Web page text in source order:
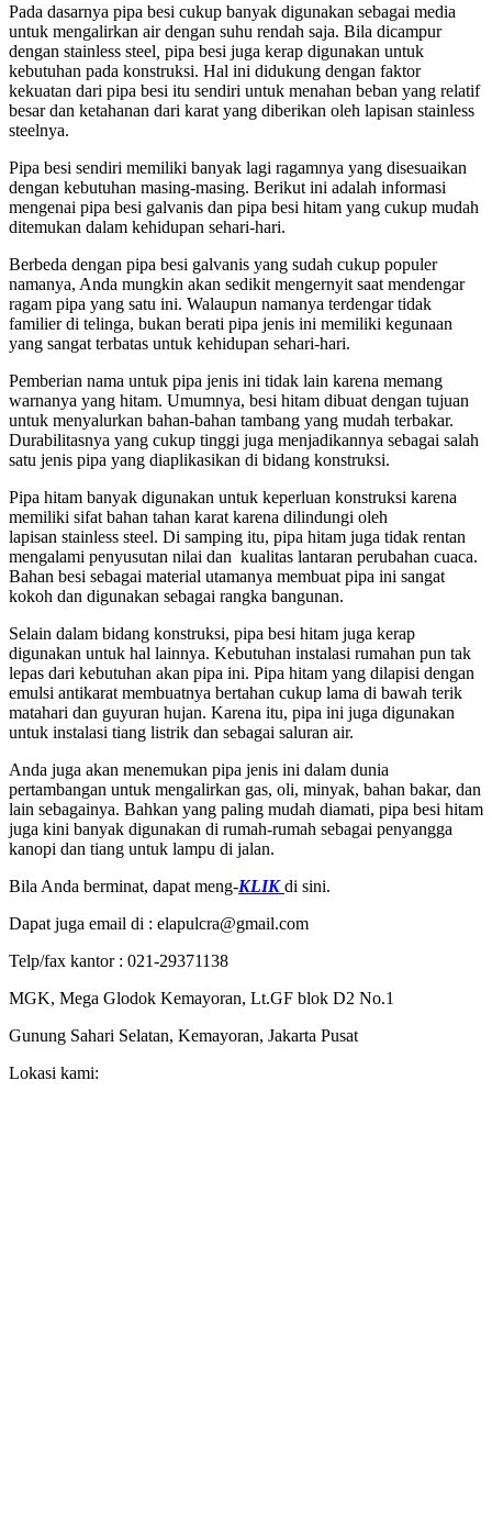
Pada dasarnya pipa besi cukup banyak digunakan sebagai media
untuk mengalirkan air dengan suhu rendah saja. Bila dicampur
dengan stainless steel pipa besi juga kerap digunakan untuk
kebutuhan pada konstruksi. Hal ini didukung dengan faktor
kekuatan dari pipa besi itu sendiri untuk menahan beban yang relatif
besar dan ketahanan dari karat yang diberikan oleh lapisan stainless
steelnya.
Pipa besi sendiri memiliki banyak lagi ragamnya yang disesuaikan
dengan kebutuhan masing-masing. Berikut ini adalah informasi
mengenai pipa besi galvanis dan pipa besi hitam yang cukup mudah
ditemukan dalam kehidupan sehari-hari.
Berbeda dengan pipa besi galvanis yang sudah cukup populer
namanya, Anda mungkin akan sedikit mengernyit saat mendengar
ragam pipa yang satu ini. Walaupun namanya terdengar tidak
familier di telinga, bukan berati pipa jenis ini memiliki kegunaan
yang sangat terbatas untuk kehidupan sehari-hari.
Pemberian nama untuk pipa jenis ini tidak lain karena memang
warnanya yang hitam. Umumnya, besi hitam dibuat dengan tujuan
untuk menyalurkan bahan-bahan tambang yang mudah terbakar.
Durabilitasnya yang cukup tinggi juga menjadikannya sebagai salah
satu jenis pipa yang diaplikasikan di bidang konstruksi.
Pipa hitam banyak digunakan untuk keperluan konstruksi karena
memiliki sifat bahan tahan karat karena dilindungi oleh
lapisan stainless steel. Di samping itu, pipa hitam juga tidak rentan
mengalami penyusutan nilai dan kualitas lantaran perubahan cuaca.
Bahan besi sebagai material utamanya membuat pipa ini sangat
kokoh dan digunakan sebagai rangka bangunan.
Selain dalam bidang konstruksi, pipa besi hitam juga kerap
digunakan untuk hal lainnya. Kebutuhan instalasi rumahan pun tak
lepas dari kebutuhan akan pipa ini. Pipa hitam yang dilapisi dengan
emulsi antikarat membuatnya bertahan cukup lama di bawah terik
matahari dan guyuran hujan. Karena itu, pipa ini juga digunakan
untuk instalasi tiang listrik dan sebagai saluran air.
Anda juga akan menemukan pipa jenis ini dalam dunia
pertambangan untuk mengalirkan gas, oli, minyak, bahan bakar, dan
lain sebagainya. Bahkan yang paling mudah diamati, pipa besi hitam
juga kini banyak digunakan di rumah-rumah sebagai penyangga
kanopi dan tiang untuk lampu di jalan.
Bila Anda berminat, dapat meng-KLIK di sini.
Dapat juga email di : elapulcra@gmail.com
Telp/fax kantor : 021-29371138
MGK, Mega Glodok Kemayoran, Lt.GF blok D2 No.1
Gunung Sahari Selatan, Kemayoran, Jakarta Pusat
Lokasi kami: